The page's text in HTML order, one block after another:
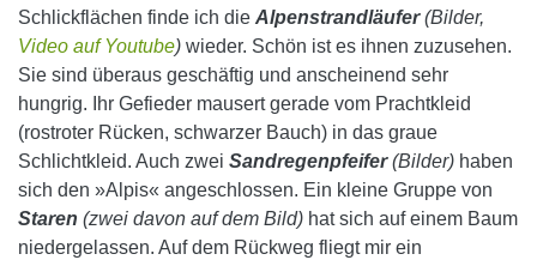
Schlickflächen finde ich die Alpenstrandläufer(Bilder,
Video auf Youtube) wieder. Schön ist es ihnen zuzusehen.
Sie sind überaus geschäftig und anscheinend sehr
hungrig. Ihr Gefieder mausert gerade vom Prachtkleid
(rostroter Rücken, schwarzer Bauch) in das graue
Schlichtkleid. Auch zwei Sandregenpfeifer(Bilder) haben
sich den »Alpis« angeschlossen. Ein kleine Gruppe von
Staren (zwei davon auf dem Bild) hat sich auf einem Baum
niedergelassen. Auf dem Rückweg fliegt mir ein